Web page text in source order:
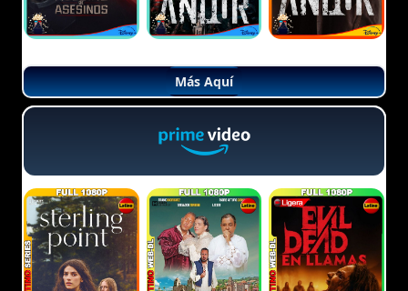
Más Aquí